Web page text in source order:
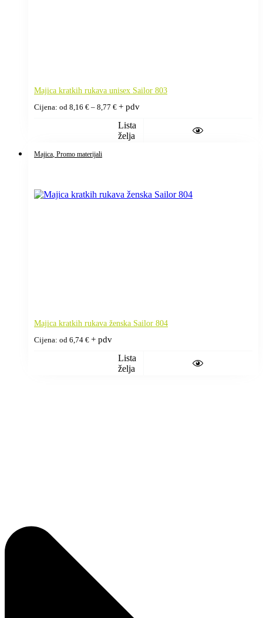
Majica kratkih rukava unisex Sailor 803
Cijena: od 8,16 € – 8,77 €Raspon
od
8,16 €
do
+ pdv
Lista
želja
Majica, Promo materijali
Majica kratkih rukava ženska Sailor 804
Cijena: od 6,74 € + pdv
Lista
želja